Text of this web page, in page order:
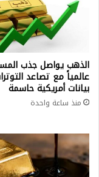
الذهب يواصل جذب
عالمياً مع تصاعد
بيانات أمريكية حاسمة
منذ ساعة واحدة